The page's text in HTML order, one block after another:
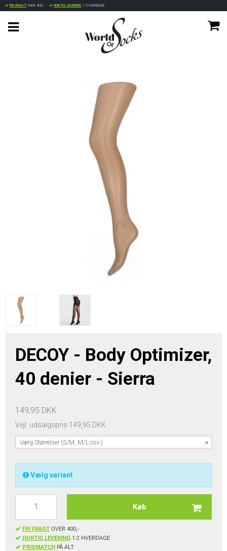
FRI FRAGT OVER 400,- HURTIG LEVERING 1-2 HVERDAGE
DECOY - Body Optimizer,
40 denier - Sierra
149,95 DKK
Vejl. udsalgspris 149,95 DKK
Vælg Størrelser (S/M, M/L osv.)
Vælg variant
Køb
FRI FRAGT OVER 400,-
HURTIG LEVERING 1-2 HVERDAGE
PRISMATCH PÅ ALT